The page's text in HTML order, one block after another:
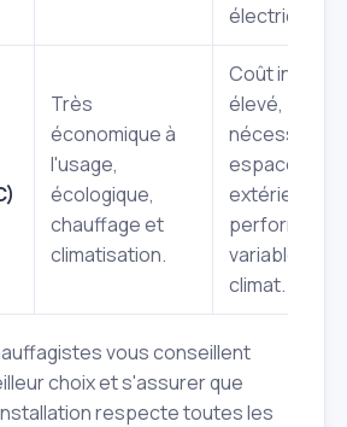
électrique.
Très
économique à
l'usage,
écologique,
chauffage et
climatisation.
Coût initial
élevé,
nécessite un
espace
extérieur,
variables
climat.
vous conseillent
choix et s'assurer que
respecte toutes les